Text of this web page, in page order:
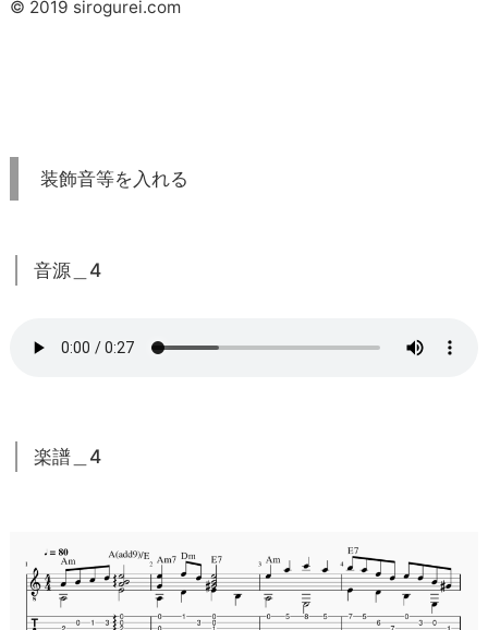
© 2019 sirogurei.com
装飾音等を入れる
音源＿4
楽譜＿4